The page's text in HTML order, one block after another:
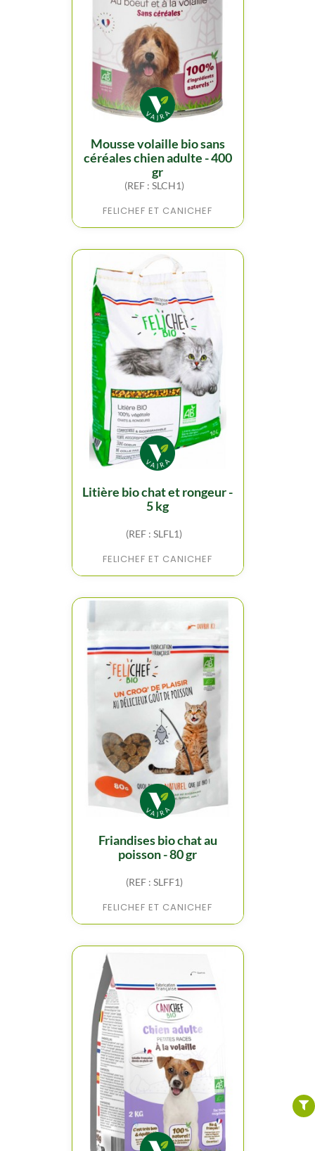
mousse volaille bio sans
céréales chien adulte - 400
gr
(REF : SLCH1)
FELICHEF ET CANICHEF
litière bio chat et rongeur -
5 kg
(REF : SLFL1)
FELICHEF ET CANICHEF
friandises bio chat au
poisson - 80 gr
(REF : SLFF1)
FELICHEF ET CANICHEF